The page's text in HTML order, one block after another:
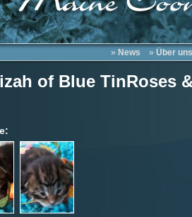
» News » Über uns
of Blue TinRoses